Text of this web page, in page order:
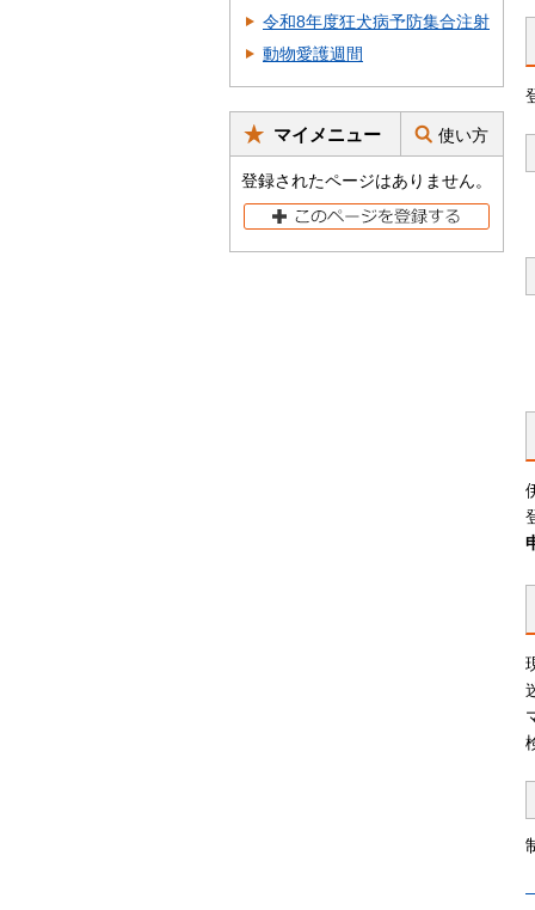
令和8年度狂犬病予防集合注射
動物愛護週間
マイメニュー 使い方
登録されたページはありません。